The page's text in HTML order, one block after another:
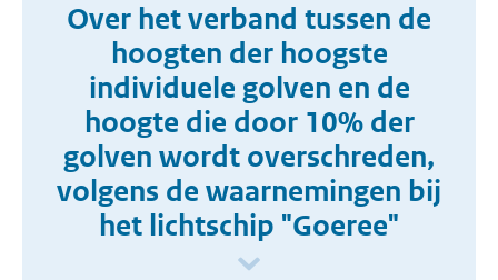
Over het verband tussen de
hoogten der hoogste
individuele golven en de
hoogte die door 10% der
golven wordt overschreden,
volgens de waarnemingen bij
het lichtschip "Goeree"